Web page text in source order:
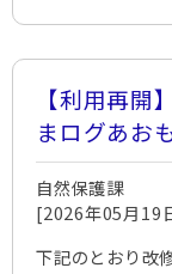
【利用再開
まログあお
自然保護課
[2026年05月19
下記のとおり改